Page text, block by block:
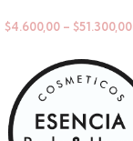
$4.600,00 – $51.300,00